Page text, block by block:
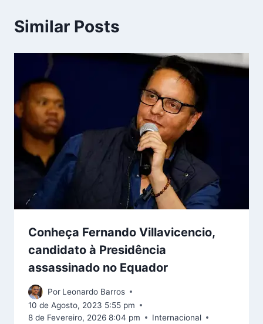
Similar Posts
Conheça Fernando Villavicencio,
candidato à Presidência
assassinado no Equador
Por Leonardo Barros
10 de Agosto, 2023 5:55 pm
8 de Fevereiro, 2026 8:04 pm
Internacional